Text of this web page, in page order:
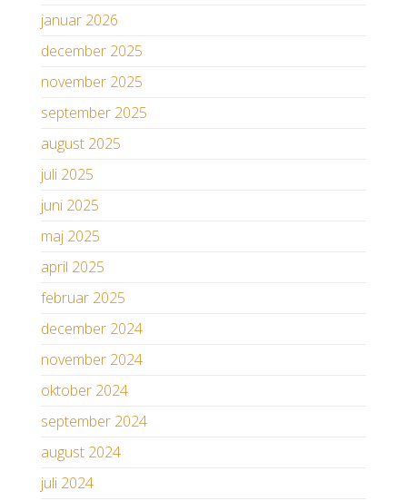
januar 2026
december 2025
november 2025
september 2025
august 2025
juli 2025
juni 2025
maj 2025
april 2025
februar 2025
december 2024
november 2024
oktober 2024
september 2024
august 2024
juli 2024